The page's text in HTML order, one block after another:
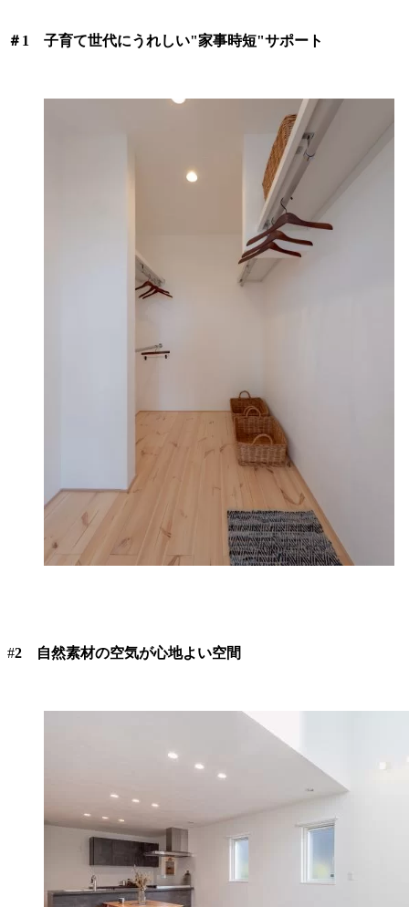
＃1 子育て世代にうれしい"家事時短"サポート
#2 自然素材の空気が心地よい空間